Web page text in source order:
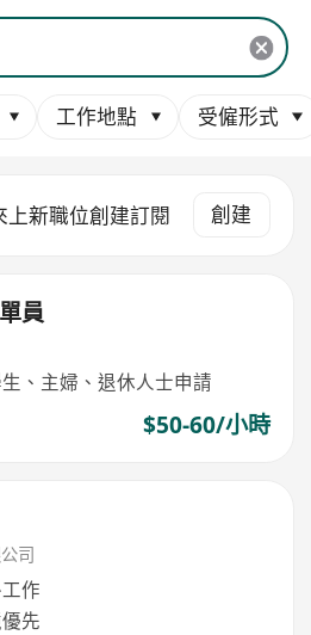
工作地點 受僱形式
新職位創建訂閱 創建
員
、主婦、退休人士申請
$50-60/小時
司
作
先